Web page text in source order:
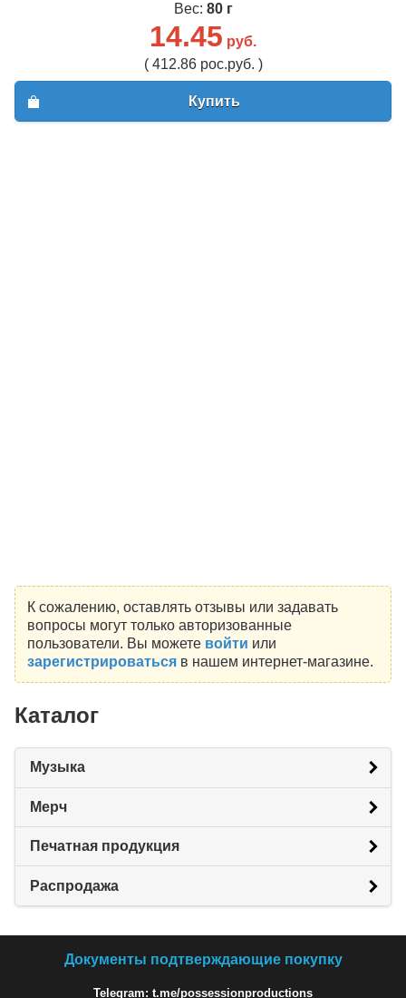
Вес: 80 г
14.45 руб.
( 412.86 рос.руб. )
Купить
К сожалению, оставлять отзывы или задавать
вопросы могут только авторизованные
пользователи. Вы можете войти или
зарегистрироватьсяв нашем интернет-магазине.
Каталог
Музыка
Мерч
Печатная продукция
Распродажа
Документы подтверждающие покупку
Telegram: t.me/possessionproductions